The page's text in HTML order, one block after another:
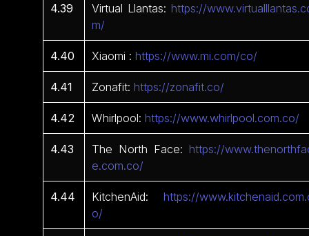
4.39 Virtual Llantas:https://
m/
4.40 Xiaomi :https://www.mi.com/co/
4.41 Zonafit:https://zonafit.co/
4.42 Whirlpool:https://www.whirlpool.com.co/
4.43 The North Face:https://
e.com.co/
4.44 KitchenAid:https://
o/